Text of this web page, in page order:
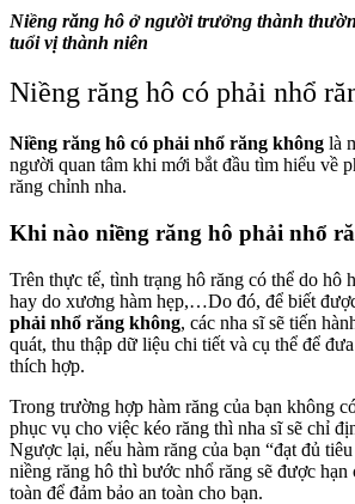
Niềng răng hô ở người trưởng thành
tuổi vị thành niên
Niềng răng hô có phải nhổ
Niềng răng hô có phải nhổ răng không là
người quan tâm khi mới bắt đầu tìm hiểu về
răng chỉnh nha.
Khi nào niềng răng hô phải nhổ
Trên thực tế, tình trạng hô răng có thể do hô
hay do xương hàm hẹp,…Do đó, để biết
phải nhổ răng không, các nha sĩ sẽ tiến
quát, thu thập dữ liệu chi tiết và cụ thể để
thích hợp.
Trong trường hợp hàm răng của bạn không
phục vụ cho việc kéo răng thì nha sĩ sẽ chỉ
Ngược lại, nếu hàm răng của bạn “đạt đủ
niềng răng hô thì bước nhổ răng sẽ được hạn
toàn để đảm bảo an toàn cho bạn.